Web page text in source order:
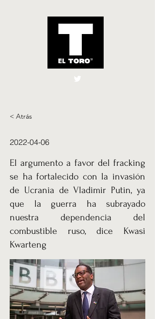
El Toro España
< Atrás
2022-04-06
El argumento a favor del fracking
se ha fortalecido con la invasión
de Ucrania de Vladimir Putin, ya
que la guerra ha subrayado
nuestra dependencia del
combustible ruso, dice Kwasi
Kwarteng